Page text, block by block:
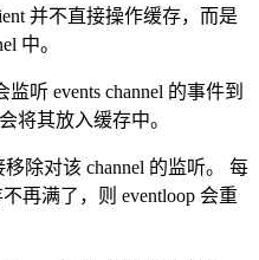
并不直接操作缓存，而是
中。
听 events channel 的事件到
将其放入缓存中。
除对该 channel 的监听。 每
再满了，则 eventloop 会重